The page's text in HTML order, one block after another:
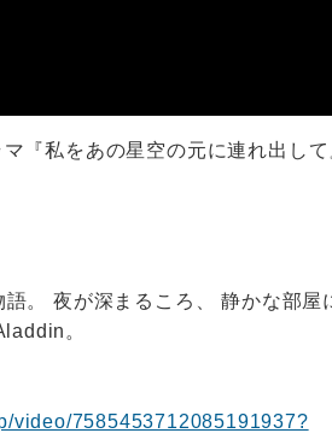
『私をあの星空の元に連れ出し
。 夜が深まるころ、 静かな部屋
。
video/7585453712085191937?